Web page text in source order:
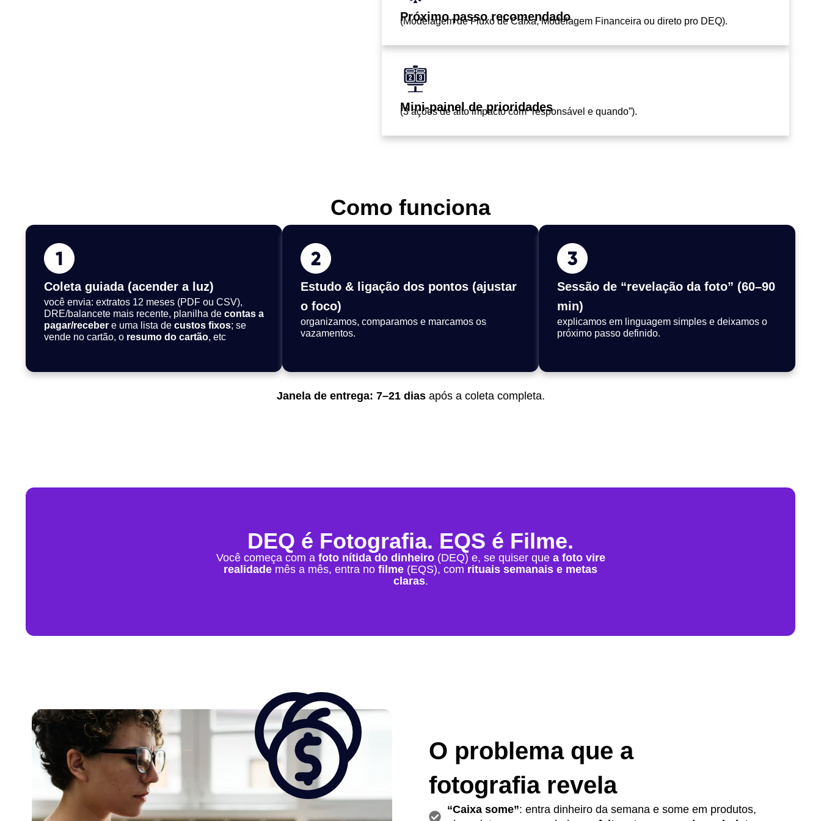
Próximo passo recomendado
(Modelagem de Fluxo de Caixa, Modelagem Financeira ou direto pro DEQ).
Mini-painel de prioridades
(3 ações de alto impacto com “responsável e quando”).
Como funciona
Coleta guiada (acender a luz)
você envia: extratos 12 meses (PDF ou CSV),
DRE/balancete mais recente, planilha de contas a
pagar/receber e uma lista de custos fixos; se
vende no cartão, o resumo do cartão, etc
Estudo & ligação dos pontos (ajustar
o foco)
organizamos, comparamos e marcamos os
vazamentos.
Sessão de “revelação da foto” (60–90
min)
explicamos em linguagem simples e deixamos o
próximo passo definido.
Janela de entrega: 7–21 diasapós a coleta completa.
DEQ é Fotografia. EQS é Filme.
Você começa com a foto nítida do dinheiro(DEQ) e, se quiser que a foto vire
realidade mês a mês, entra no filme (EQS), com rituais semanais e metas
claras.
O problema que a
fotografia revela
“Caixa some”: entra dinheiro da semana e some em produtos,